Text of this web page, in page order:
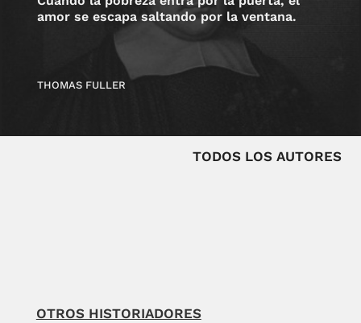
amor se escapa saltando por la ventana.
THOMAS FULLER
TODOS LOS AUTORES
OTROS HISTORIADORES